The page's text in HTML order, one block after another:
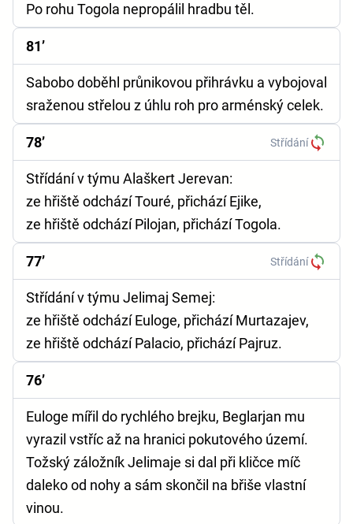
Po rohu Togola nepropálil hradbu těl.
81’
Sabobo doběhl průnikovou přihrávku a vybojoval
sraženou střelou z úhlu roh pro arménský celek.
78’ Střídání
Střídání v týmu Alaškert Jerevan:
ze hřiště odchází Touré, přichází Ejike,
ze hřiště odchází Pilojan, přichází Togola.
77’ Střídání
Střídání v týmu Jelimaj Semej:
ze hřiště odchází Euloge, přichází Murtazajev,
ze hřiště odchází Palacio, přichází Pajruz.
76’
Euloge mířil do rychlého brejku, Beglarjan mu
vyrazil vstříc až na hranici pokutového území.
Tožský záložník Jelimaje si dal při kličce míč
daleko od nohy a sám skončil na břiše vlastní
vinou.